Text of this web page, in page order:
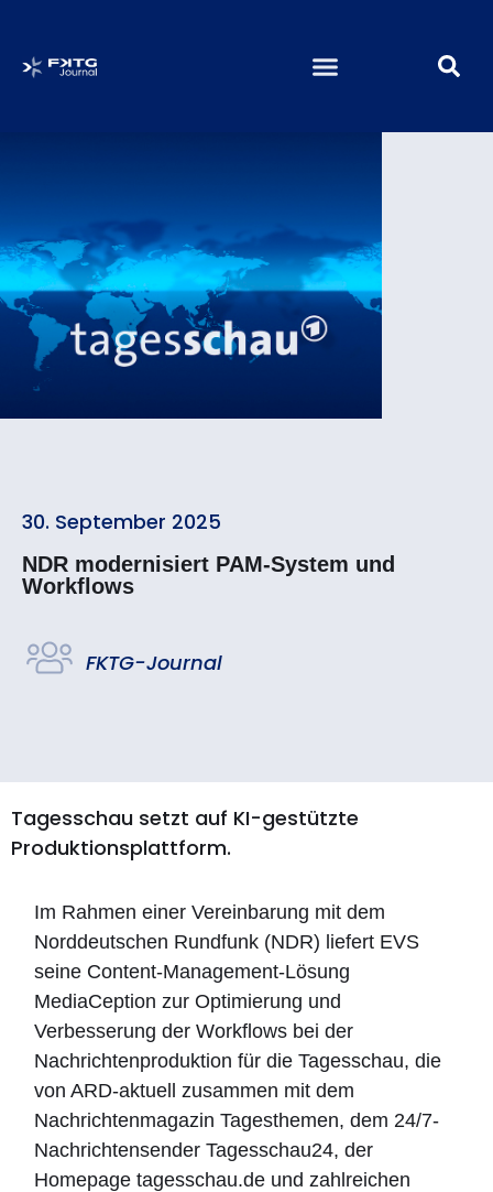
30. September 2025
NDR modernisiert PAM-System und
Workflows
FKTG-Journal
Tagesschau setzt auf KI-gestützte
Produktionsplattform.
Im Rahmen einer Vereinbarung mit dem
Norddeutschen Rundfunk (NDR) liefert EVS
seine Content-Management-Lösung
MediaCeption zur Optimierung und
Verbesserung der Workflows bei der
Nachrichtenproduktion für die Tagesschau, die
von ARD-aktuell zusammen mit dem
Nachrichtenmagazin Tagesthemen, dem 24/7-
Nachrichtensender Tagesschau24, der
Homepage tagesschau.de und zahlreichen